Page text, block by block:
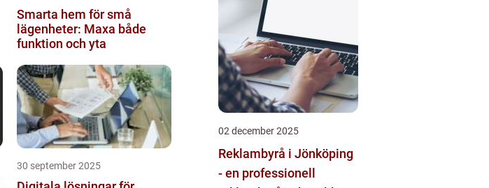
Smarta hem för små
lägenheter: Maxa både
funktion och yta
30 september 2025
02 december 2025
Reklambyrå i Jönköping
- en professionell